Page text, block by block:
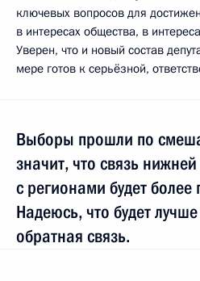
ключевых вопросов для
в интересах общества, в
Уверен, что и новый состав
мере готов к серьёзной,
Выборы прошли по
значит, что связь
с регионами будет
Надеюсь, что будет
обратная связь.